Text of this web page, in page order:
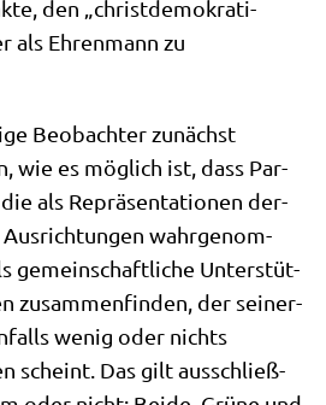
den „christ­de­mo­kra­ti­
als Ehren­mann zu
Beob­ach­ter zunächst
wie es mög­lich ist, dass Par­
als Reprä­sen­ta­tio­nen der­
wahr­ge­nom­
gemein­schaft­li­che Unter­stüt­
zusam­men­fin­den, der sei­ner­
wenig oder nichts
scheint. Das gilt aus­schließ­